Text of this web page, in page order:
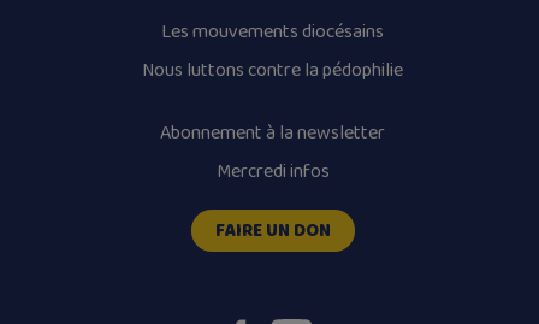
Les mouvements diocésains
Nous luttons contre la pédophilie
Abonnement à la newsletter
Mercredi infos
FAIRE UN DON